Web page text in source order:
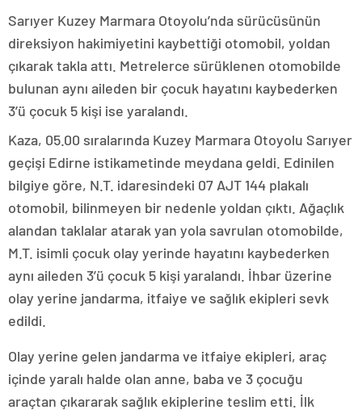
Sarıyer Kuzey Marmara Otoyolu’nda sürücüsünün
direksiyon hakimiyetini kaybettiği otomobil, yoldan
çıkarak takla attı. Metrelerce sürüklenen otomobilde
bulunan aynı aileden bir çocuk hayatını kaybederken
3’ü çocuk 5 kişi ise yaralandı.
Kaza, 05.00 sıralarında Kuzey Marmara Otoyolu Sarıyer
geçişi Edirne istikametinde meydana geldi. Edinilen
bilgiye göre, N.T. idaresindeki 07 AJT 144 plakalı
otomobil, bilinmeyen bir nedenle yoldan çıktı. Ağaçlık
alandan taklalar atarak yan yola savrulan otomobilde,
M.T. isimli çocuk olay yerinde hayatını kaybederken
aynı aileden 3’ü çocuk 5 kişi yaralandı. İhbar üzerine
olay yerine jandarma, itfaiye ve sağlık ekipleri sevk
edildi.
Olay yerine gelen jandarma ve itfaiye ekipleri, araç
içinde yaralı halde olan anne, baba ve 3 çocuğu
araçtan çıkararak sağlık ekiplerine teslim etti. İlk